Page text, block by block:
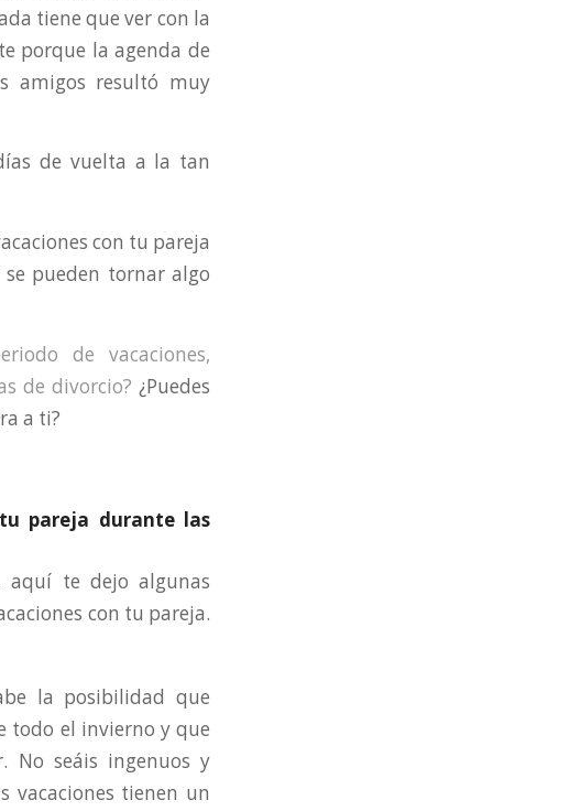
tiene que ver con la
porque la agenda de
amigos resultó muy
de vuelta a la tan
con tu pareja
pueden tornar algo
de vacaciones,
de divorcio? ¿Puedes
a ti?
pareja durante las
aquí te dejo algunas
con tu pareja.
la posibilidad que
todo el invierno y que
No seáis ingenuos y
vacaciones tienen un